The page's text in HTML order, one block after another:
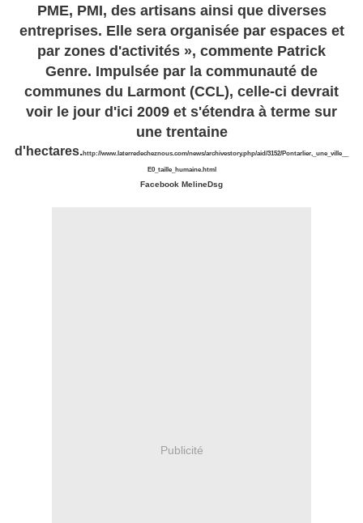
PME, PMI, des artisans ainsi que diverses
entreprises. Elle sera organisée par espaces et
par zones d'activités », commente Patrick
Genre. Impulsée par la communauté de
communes du Larmont (CCL), celle-ci devrait
voir le jour d'ici 2009 et s'étendra à terme sur
une trentaine
d'hectares.http://www.laterredecheznous.com/news/archivestory.php/aid/3152/Pontarlier,_une_ville__
E0_taille_humaine.html
Facebook MelineDsg
Publicité